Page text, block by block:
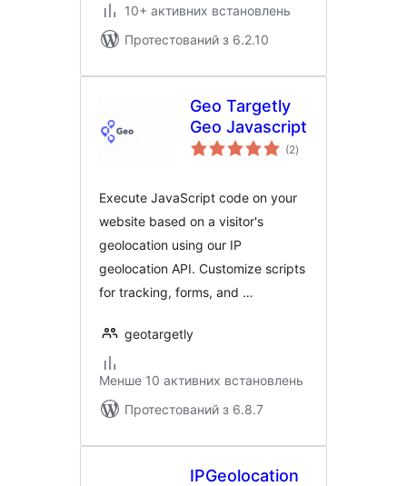
10+ активних встановлень
Протестований з 6.2.10
Geo Targetly
Geo Javascript
(2загальний
рейтинг
)
Execute JavaScript code on your
website based on a visitor's
geolocation using our IP
geolocation API. Customize scripts
for tracking, forms, and …
geotargetly
Менше 10 активних встановлень
Протестований з 6.8.7
IPGeolocation